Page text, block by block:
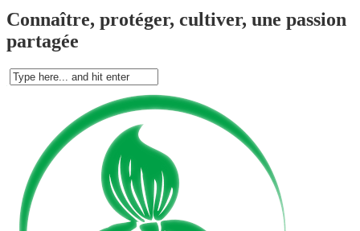
Connaître, protéger, cultiver, une passion
partagée